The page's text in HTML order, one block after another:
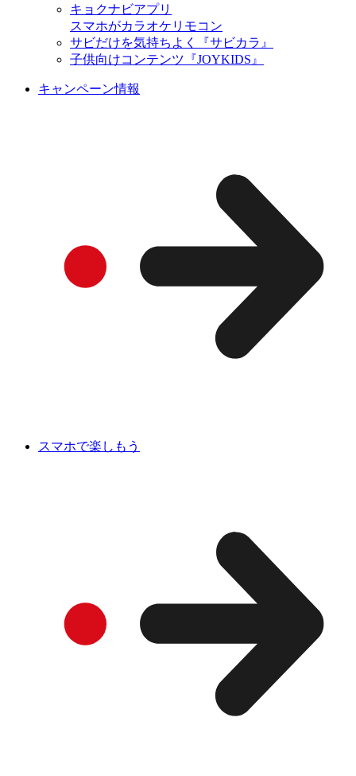
キョクナビアプリ
スマホがカラオケリモコン
サビだけを気持ちよく『サビカラ』
子供向けコンテンツ『JOYKIDS』
キャンペーン情報
スマホで楽しもう